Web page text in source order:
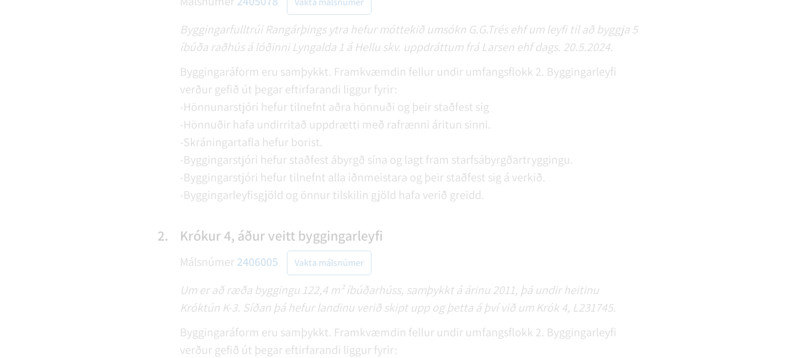
Byggingarfulltrúi Rangárþings ytra hefur móttekið umsókn G.G.Trés ehf um leyfi til að byggja 5
íbúða raðhús á lóðinni Lyngalda 1 á Hellu skv. uppdráttum frá Larsen ehf dags. 20.5.2024.
Byggingaráform eru samþykkt. Framkvæmdin fellur undir umfangsflokk 2. Byggingarleyfi
verður gefið út þegar eftirfarandi liggur fyrir:
-Hönnunarstjóri hefur tilnefnt aðra hönnuði og þeir staðfest sig
-Hönnuðir hafa undirritað uppdrætti með rafrænni áritun sinni.
-Skráningartafla hefur borist.
-Byggingarstjóri hefur staðfest ábyrgð sína og lagt fram starfsábyrgðartryggingu.
-Byggingarstjóri hefur tilnefnt alla iðnmeistara og þeir staðfest sig á verkið.
-Byggingarleyfisgjöld og önnur tilskilin gjöld hafa verið greidd.
2. Krókur 4, áður veitt byggingarleyfi
Málsnúmer2406005 Vakta málsnúmer
Um er að ræða byggingu 122,4 m² íbúðarhúss, samþykkt á árinu 2011, þá undir heitinu
Króktún K-3. Síðan þá hefur landinu verið skipt upp og þetta á því við um Krók 4, L231745.
Byggingaráform eru samþykkt. Framkvæmdin fellur undir umfangsflokk 2. Byggingarleyfi
verður gefið út þegar eftirfarandi liggur fyrir: